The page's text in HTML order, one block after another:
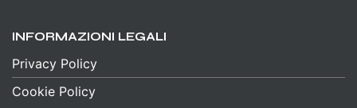
INFORMAZIONI LEGALI
Privacy Policy
Cookie Policy